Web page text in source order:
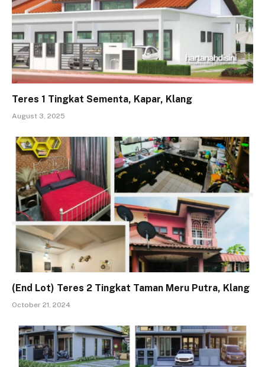
Teres 1 Tingkat Sementa, Kapar, Klang
August 3, 2025
(End Lot) Teres 2 Tingkat Taman Meru Putra, Klang
October 21, 2024